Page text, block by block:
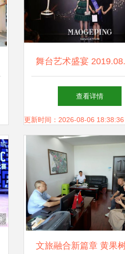
舞台艺术盛宴
州毛戈平形象设计第六
造型全科班毕业发布会
查看详情
更新时间：2026-08-06 18:38:36
文旅融合新篇章 黄果